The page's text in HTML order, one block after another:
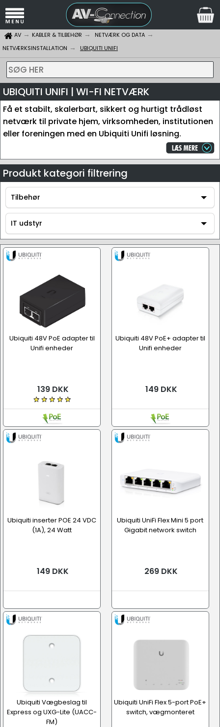
AV KABLER & TILBEHØR
NETVÆRK OG DATA
NETVÆRKSINSTALLATION
UBIQUITI UNIFI
SØG HER
UBIQUITI UNIFI | WI-FI NETVÆRK
Få et stabilt, skalerbart, sikkert og hurtigt trådløst
netværk til private hjem, virksomheden, institutionen
eller foreningen med en Ubiquiti Unifi løsning.
Produkt kategori filtrering
Tilbehør
Tilbehør
IT udstyr
IT udstyr
Ubiquiti 48V PoE adapter til
Unifi enheder
139 DKK
Ubiquiti 48V PoE+ adapter til
Unifi enheder
149 DKK
Ubiquiti inserter POE 24 VDC
(1A), 24 Watt
149 DKK
Ubiquiti UniFi Flex Mini 5 port
Gigabit network switch
269 DKK
Ubiquiti Vægbeslag til
Express og UXG-Lite (UACC-
FM)
Ubiquiti UniFi Flex 5-port PoE+
switch, vægmonteret